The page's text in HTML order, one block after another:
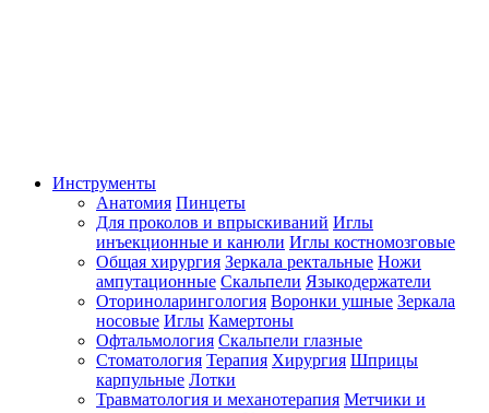
Инструменты
Анатомия Пинцеты
Для проколов и впрыскиваний Иглы
инъекционные и канюли Иглы костномозговые
Общая хирургия Зеркала ректальные Ножи
ампутационные Скальпели Языкодержатели
Оториноларингология Воронки ушные Зеркала
носовые Иглы Камертоны
Офтальмология Скальпели глазные
Стоматология Терапия Хирургия Шприцы
карпульные Лотки
Травматология и механотерапия Метчики и